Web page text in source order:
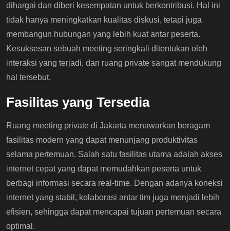
dihargai dan diberi kesempatan untuk berkontribusi. Hal ini
tidak hanya meningkatkan kualitas diskusi, tetapi juga
membangun hubungan yang lebih kuat antar peserta.
Kesuksesan sebuah meeting seringkali ditentukan oleh
interaksi yang terjadi, dan ruang private sangat mendukung
hal tersebut.
Fasilitas yang Tersedia
Ruang meeting private di Jakarta menawarkan beragam
fasilitas modern yang dapat menunjang produktivitas
selama pertemuan. Salah satu fasilitas utama adalah akses
internet cepat yang dapat memudahkan peserta untuk
berbagi informasi secara real-time. Dengan adanya koneksi
internet yang stabil, kolaborasi antar tim juga menjadi lebih
efisien, sehingga dapat mencapai tujuan pertemuan secara
optimal.